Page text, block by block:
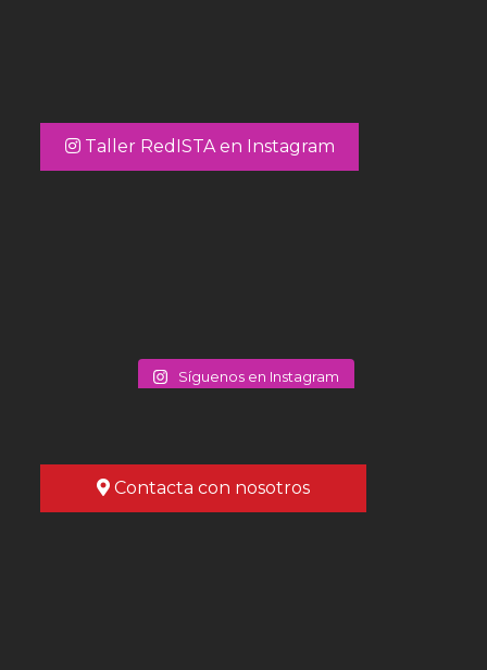
Taller RedISTA en Instagram
Síguenos en Instagram
Contacta con nosotros